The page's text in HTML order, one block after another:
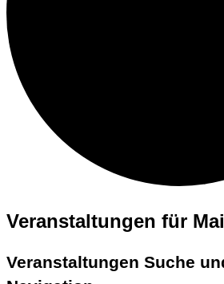
Veranstaltungen für
Veranstaltungen Suche